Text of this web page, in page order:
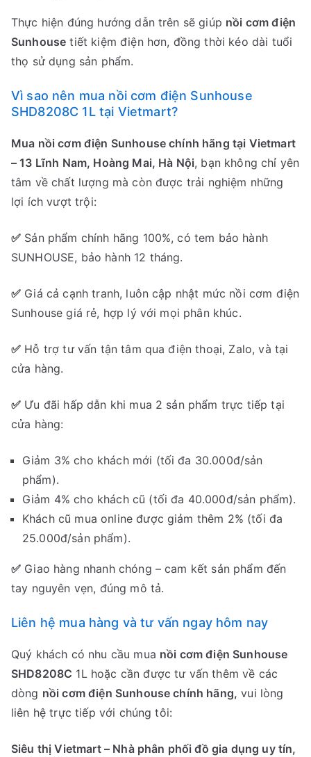
Thực hiện đúng hướng dẫn trên sẽ giúp nồi cơm điện
Sunhouse tiết kiệm điện hơn, đồng thời kéo dài tuổi
thọ sử dụng sản phẩm.
Vì sao nên mua nồi cơm điện Sunhouse
SHD8208C 1L tại Vietmart?
Mua nồi cơm điện Sunhouse chính hãng tại Vietmart
– 13 Lĩnh Nam, Hoàng Mai, Hà Nội, bạn không chỉ yên
tâm về chất lượng mà còn được trải nghiệm những
lợi ích vượt trội:
✅ Sản phẩm chính hãng 100%, có tem bảo hành
SUNHOUSE, bảo hành 12 tháng.
✅ Giá cả cạnh tranh, luôn cập nhật mức nồi cơm điện
Sunhouse giá rẻ, hợp lý với mọi phân khúc.
✅ Hỗ trợ tư vấn tận tâm qua điện thoại, Zalo, và tại
cửa hàng.
✅ Ưu đãi hấp dẫn khi mua 2 sản phẩm trực tiếp tại
cửa hàng:
Giảm 3% cho khách mới (tối đa 30.000đ/sản
phẩm).
Giảm 4% cho khách cũ (tối đa 40.000đ/sản phẩm).
Khách cũ mua online được giảm thêm 2% (tối đa
25.000đ/sản phẩm).
✅ Giao hàng nhanh chóng – cam kết sản phẩm đến
tay nguyên vẹn, đúng mô tả.
Liên hệ mua hàng và tư vấn ngay hôm nay
Quý khách có nhu cầu mua nồi cơm điện Sunhouse
SHD8208C 1L hoặc cần được tư vấn thêm về các
dòng nồi cơm điện Sunhouse chính hãng, vui lòng
liên hệ trực tiếp với chúng tôi:
Siêu thị Vietmart – Nhà phân phối đồ gia dụng uy tín,